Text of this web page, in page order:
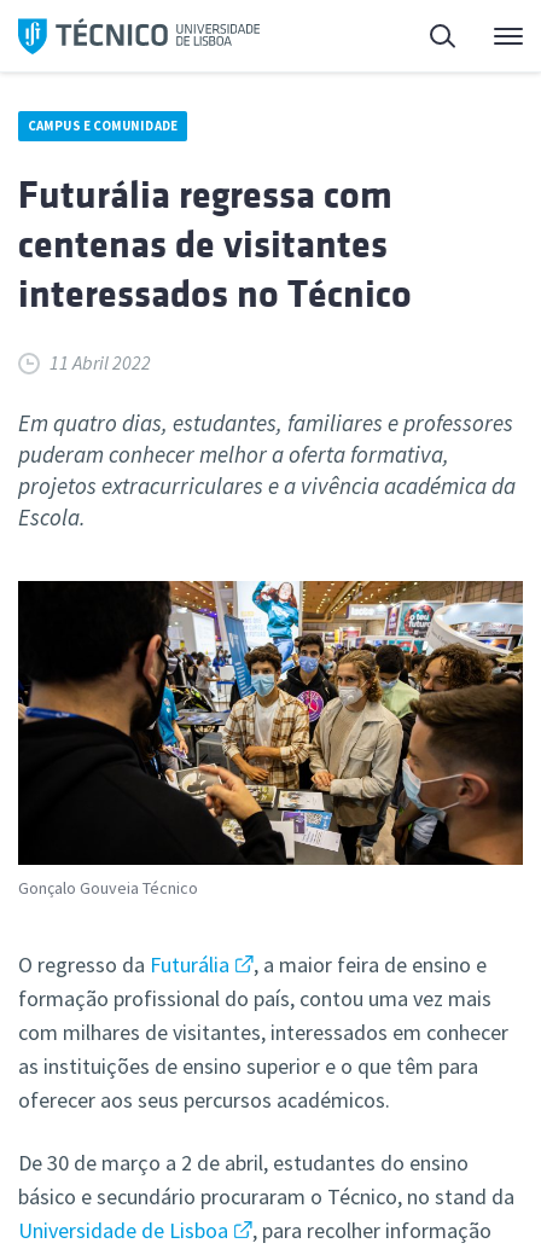
Saltar
para
Pesquisa
CAMPUS E COMUNIDADE
Futurália regressa com
centenas de visitantes
interessados no Técnico
11 Abril 2022
Em quatro dias, estudantes, familiares e professores
puderam conhecer melhor a oferta formativa,
projetos extracurriculares e a vivência académica da
Escola.
Gonçalo Gouveia Técnico
O regresso da Futurália
, a maior feira de ensino e
formação profissional do país, contou uma vez mais
com milhares de visitantes, interessados em conhecer
as instituições de ensino superior e o que têm para
oferecer aos seus percursos académicos.
De 30 de março a 2 de abril, estudantes do ensino
básico e secundário procuraram o Técnico, no stand da
Universidade de Lisboa
, para recolher informação